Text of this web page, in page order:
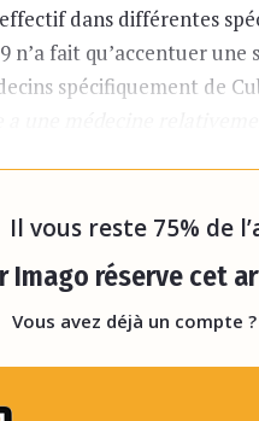
dans différentes
n’a fait qu’accentuer
spécifiquement de
Il vous reste 75% de
Imago réserve cet
Vous avez déjà un compte ?